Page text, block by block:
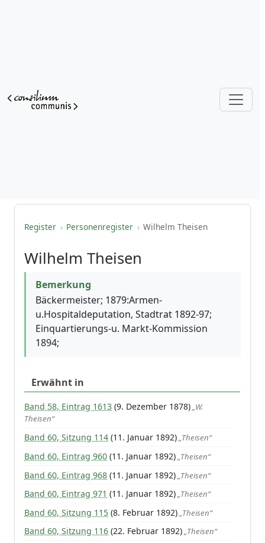
Register › Personenregister › Wilhelm Theisen
Wilhelm Theisen
Bemerkung
Bäckermeister; 1879:Armen-
u.Hospitaldeputation, Stadtrat 1892-97;
Einquartierungs-u. Markt-Kommission
1894;
Erwähnt in
Band 58, Eintrag 1613 (9. Dezember 1878)„W.
Theisen“
Band 60, Sitzung 114 (11. Januar 1892)„Theisen“
Band 60, Eintrag 960 (11. Januar 1892)„Theisen“
Band 60, Eintrag 968 (11. Januar 1892) „Theisen“
Band 60, Eintrag 971 (11. Januar 1892)„Theisen“
Band 60, Sitzung 115 (8. Februar 1892)„Theisen“
Band 60, Sitzung 116 (22. Februar 1892)„Theisen“